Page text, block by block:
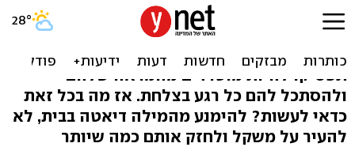
"רק שהילד שלי לא יהיה שמן"
רוצים ילדים שמחים שאוהבים את עצמם?
תפסיקו להיות מוטרדים מהמראה שלהם
ולהסתכל להם כל רגע בצלחת. אז מה בכל זאת
כדאי לעשות? להימנע מהמילה דיאטה בבית, לא
להעיר על משקל ולחזק אותם כמה שיותר